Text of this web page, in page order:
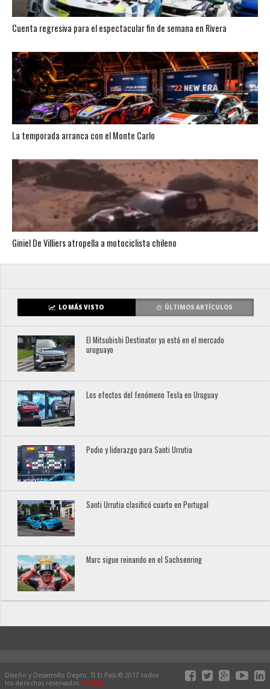
Cuenta regresiva para el espectacular fin de semana en Rivera
La temporada arranca con el Monte Carlo
Giniel De Villiers atropella a motociclista chileno
LO MÁS VISTO ÚLTIMOS ARTÍCULOS
El Mitsubishi Destinator ya está en el mercado
uruguayo
Los efectos del fenómeno Tesla en Uruguay
Podio y liderazgo para Santi Urrutia
Santi Urrutia clasificó cuarto en Portugal
Marc sigue reinando en el Sachsenring
Diseño y Desarrollo Depto. TI El País © 2017 todos
los derechos reservados. ELPAIS